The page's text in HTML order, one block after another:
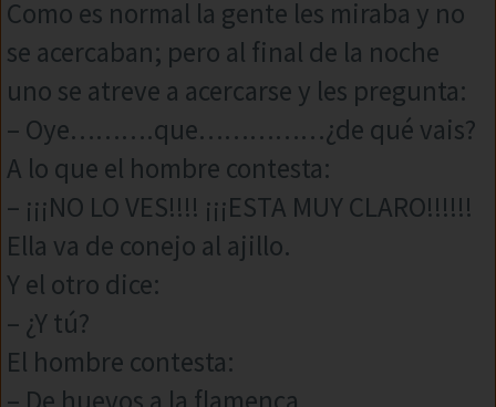
Como es normal la gente les miraba y no
se acercaban; pero al final de la noche
uno se atreve a acercarse y les pregunta:
– Oye……….que……………¿de qué vais?
A lo que el hombre contesta:
– ¡¡¡NO LO VES!!!! ¡¡¡ESTA MUY CLARO!!!!!!
Ella va de conejo al ajillo.
Y el otro dice:
– ¿Y tú?
El hombre contesta: